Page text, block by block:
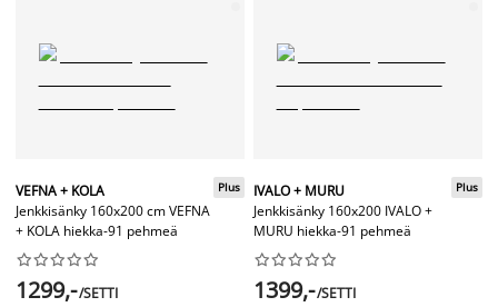
VEFNA + KOLA
Jenkkisänky 160x200 cm VEFNA
+ KOLA hiekka-91 pehmeä
Plus






1299,-/SETTI
IVALO + MURU
Jenkkisänky 160x200 IVALO +
MURU hiekka-91 pehmeä
Plus






1399,-/SETTI